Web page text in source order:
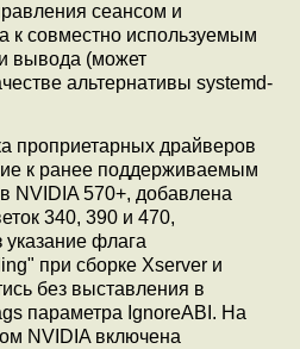
сеансом и
к совместно используемым
вывода (может
альтернативы systemd-
проприетарных драйверов
к ранее поддерживаемым
NVIDIA 570+, добавлена
340, 390 и 470,
указание флага
при сборке Xserver и
без выставления в
параметра IgnoreABI. На
NVIDIA включена